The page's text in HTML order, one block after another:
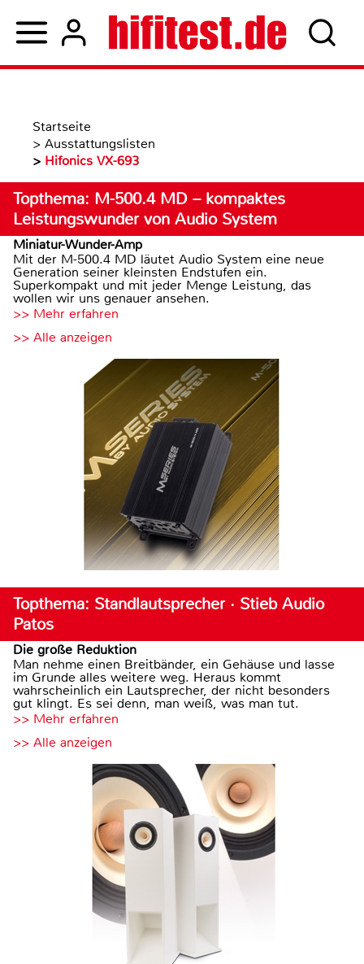
Startseite
> Ausstattungslisten
> Hifonics VX-693
Topthema: M-500.4 MD – kompaktes
Leistungswunder von Audio System
Miniatur-Wunder-Amp
Mit der M-500.4 MD läutet Audio System eine neue
Generation seiner kleinsten Endstufen ein.
Superkompakt und mit jeder Menge Leistung, das
wollen wir uns genauer ansehen.
>> Mehr erfahren
>> Alle anzeigen
Topthema: Standlautsprecher · Stieb Audio
Patos
Die große Reduktion
Man nehme einen Breitbänder, ein Gehäuse und lasse
im Grunde alles weitere weg. Heraus kommt
wahrscheinlich ein Lautsprecher, der nicht besonders
gut klingt. Es sei denn, man weiß, was man tut.
>> Mehr erfahren
>> Alle anzeigen